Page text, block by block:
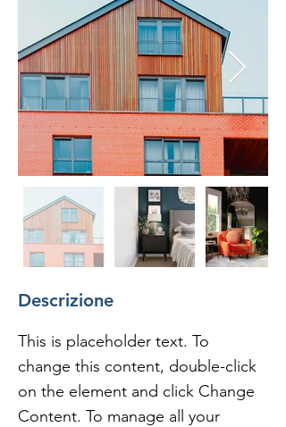
Descrizione
This is placeholder text. To
change this content, double-click
on the element and click Change
Content. To manage all your